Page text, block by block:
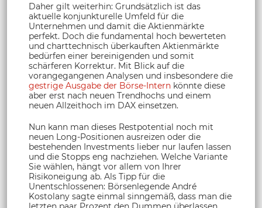
Daher gilt weiterhin: Grundsätzlich ist das
aktuelle konjunkturelle Umfeld für die
Unternehmen und damit die Aktienmärkte
perfekt. Doch die fundamental hoch bewerteten
und charttechnisch überkauften Aktienmärkte
bedürfen einer bereinigenden und somit
schärferen Korrektur. Mit Blick auf die
vorangegangenen Analysen und insbesondere die
gestrige Ausgabe der Börse-Intern könnte diese
aber erst nach neuen Trendhochs und einem
neuen Allzeithoch im DAX einsetzen.
Nun kann man dieses Restpotential noch mit
neuen Long-Positionen ausreizen oder die
bestehenden Investments lieber nur laufen lassen
und die Stopps eng nachziehen. Welche Variante
Sie wählen, hängt vor allem von Ihrer
Risikoneigung ab. Als Tipp für die
Unentschlossenen: Börsenlegende André
Kostolany sagte einmal sinngemäß, dass man die